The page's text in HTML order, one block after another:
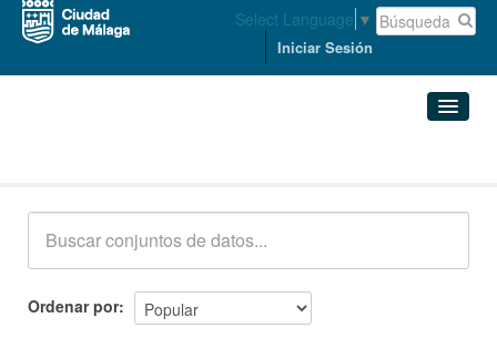
Select Language ▼
Iniciar Sesión
Ordenar por